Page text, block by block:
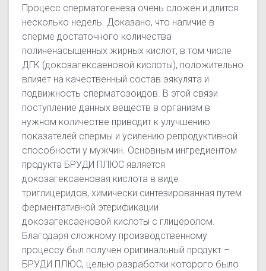
Процесс сперматогенеза очень сложен и длится
несколько недель. Доказано, что наличие в
сперме достаточного количества
полиненасыщенных жирных кислот, в том числе
ДГК (докозагексаеновой кислоты), положительно
влияет на качественный состав эякулята и
подвижность сперматозоидов. В этой связи
поступление данных веществ в организм в
нужном количестве приводит к улучшению
показателей спермы и усилению репродуктивной
способности у мужчин. Основным ингредиентом
продукта БРУДИ ПЛЮС является
докозагексаеновая кислота в виде
триглицеридов, химически синтезированная путем
ферментативной этерификации
докозагексаеновой кислоты с глицеролом.
Благодаря сложному производственному
процессу был получен оригинальный продукт –
БРУДИ ПЛЮС, целью разработки которого было